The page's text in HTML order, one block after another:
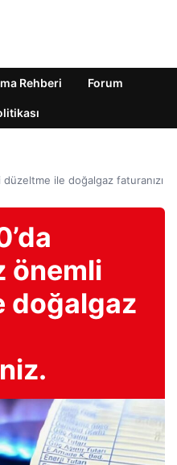
Rehberi Forum
düzeltme ile doğalgaz faturanızı
önemli
doğalgaz